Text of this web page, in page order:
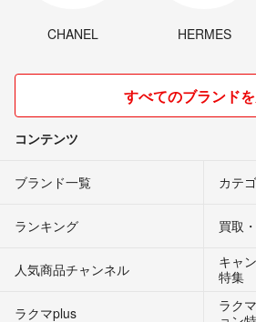
CHANEL HERMES
すべてのブランド
コンテンツ
ブランド一覧 カテ
ランキング 買取
人気商品チャンネル
キャ
特集
ラクマplus
ラク